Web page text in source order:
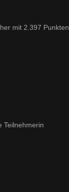
mit 2.397 Punkten.
Teilnehmerin